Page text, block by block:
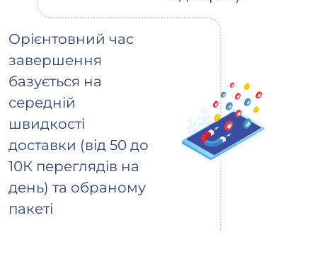
Орієнтовний час
завершення
базується на
середній
швидкості
доставки (від 50 до
10К переглядів на
день) та обраному
пакеті